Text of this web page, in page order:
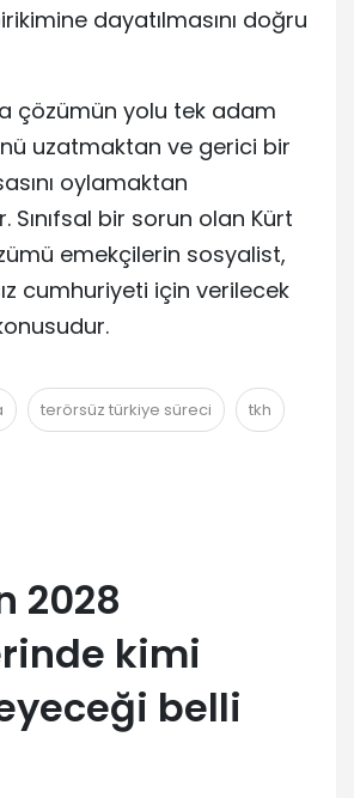
dayatılmasını doğru
çözümün yolu tek adam
uzatmaktan ve gerici bir
oylamaktan
Sınıfsal bir sorun olan Kürt
emekçilerin sosyalist,
cumhuriyeti için verilecek
terörsüz türkiye süreci tkh
2028
kimi
belli